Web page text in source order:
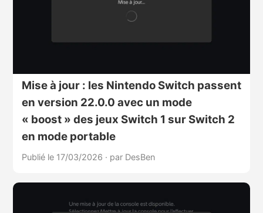
Mise à jour : les Nintendo Switch passent
en version 22.0.0 avec un mode
« boost » des jeux Switch 1 sur Switch 2
en mode portable
Publié le 17/03/2026 · par DesBen